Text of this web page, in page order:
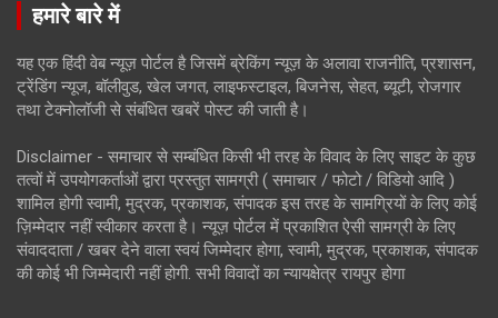
हमारे बारे में
यह एक हिंदी वेब न्यूज़ पोर्टल है जिसमें ब्रेकिंग न्यूज़ के अलावा राजनीति, प्रशासन,
ट्रेंडिंग न्यूज, बॉलीवुड, खेल जगत, लाइफस्टाइल, बिजनेस, सेहत, ब्यूटी, रोजगार
तथा टेक्नोलॉजी से संबंधित खबरें पोस्ट की जाती है।
Disclaimer - समाचार से सम्बंधित किसी भी तरह के विवाद के लिए साइट के कुछ
तत्वों में उपयोगकर्ताओं द्वारा प्रस्तुत सामग्री ( समाचार / फोटो / विडियो आदि )
शामिल होगी स्वामी, मुद्रक, प्रकाशक, संपादक इस तरह के सामग्रियों के लिए कोई
ज़िम्मेदार नहीं स्वीकार करता है। न्यूज़ पोर्टल में प्रकाशित ऐसी सामग्री के लिए
संवाददाता / खबर देने वाला स्वयं जिम्मेदार होगा, स्वामी, मुद्रक, प्रकाशक, संपादक
की कोई भी जिम्मेदारी नहीं होगी. सभी विवादों का न्यायक्षेत्र रायपुर होगा